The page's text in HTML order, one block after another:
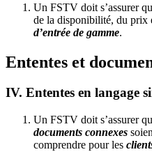
Un FSTV doit s’assurer
de la disponibilité, du prix
d’entrée de gamme.
Ententes et
IV. Ententes en langage
Un FSTV doit s’assurer
documents connexes
comprendre pour les